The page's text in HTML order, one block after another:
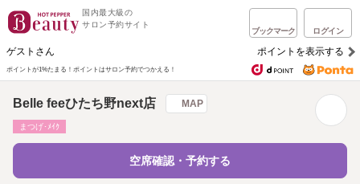
国内最大級の
サロン予約サイト
ブックマーク ログイン
ゲストさん ポイントを表示する
ポイントが1%たまる！ ポイントはサロン予約でつかえる！
Belle feeひたち野next店 MAP
まつげ･ﾒｲｸ
空席確認・予約する